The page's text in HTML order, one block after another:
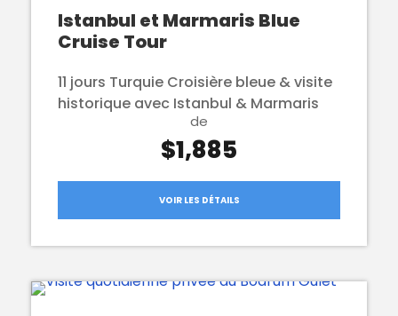
Istanbul et Marmaris Blue
Cruise Tour
11 jours Turquie Croisière bleue & visite
historique avec Istanbul & Marmaris
de
$1,885
VOIR LES DÉTAILS